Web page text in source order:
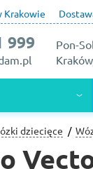
Krakowie
Pon-
999
dziecięce